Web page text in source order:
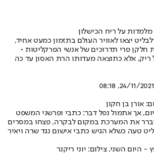
על ריח הכישלון
יצאו לאוויר העולם בתזמון כמעט אחיד,
חלקן פרי תדרוכים של אנשי הפרקליטות •
ריק, אלא כתוצאה מעדותו הרת האסון עד כה
24/11/2021, 08:18
אורן בן חקון
אך אתמול נפל דבר: כתבי ופרשני המשפט
את המערכת במקום לבקרה, פצחו במסרים
טעה כשלא הגיש כתבי אישום נגד שרה ויאיר
היום השני, צילום: יוני ריקנר